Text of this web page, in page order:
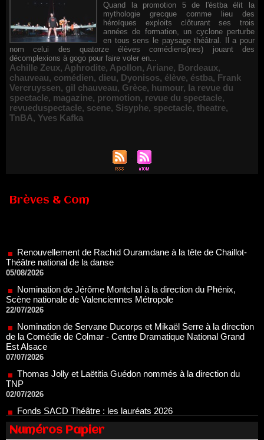
Quand la promotion 5 de l'éstba élit la
mythologie grecque comme lieu des
héroïques exploits clôturant ses trois
années de formation, un cyclone perturbe
en tous sens le paysage théâtral. Il a pour
nom celui des quatorze élèves comédiens(nes) jouant des
décomplexions à gogo pour faire voler en...
Achille Zeux, Aphrodite, Apollon, Ariane, Bordeaux,
chauveau, comédien, dieu, Dyonisos, élève, éstba, Frank
Vercruyssen, gil chauveau, Grèce, humour, la revue du
spectacle, magazine, promotion, revue du spectacle,
revueduspectacle, scene, Sisyphe, spectacle, theatre,
TnBA, Yves Kafka
Brèves & Com
05/08/2026
Nomination de Jérôme Montchal à la direction du Phénix,
Scène nationale de Valenciennes Métropole
22/07/2026
Nomination de Servane Ducorps et Mikaël Serre à la direction
de la Comédie de Colmar - Centre Dramatique National Grand
Est Alsace
07/07/2026
Thomas Jolly et Laëtitia Guédon nommés à la direction du
TNP
02/07/2026
Fonds SACD Théâtre : les lauréats 2026
23/06/2026
Dispositif ARTCENA Écrire pour le cirque, les lauréats 2026 !
20/06/2026
Numéros Papier